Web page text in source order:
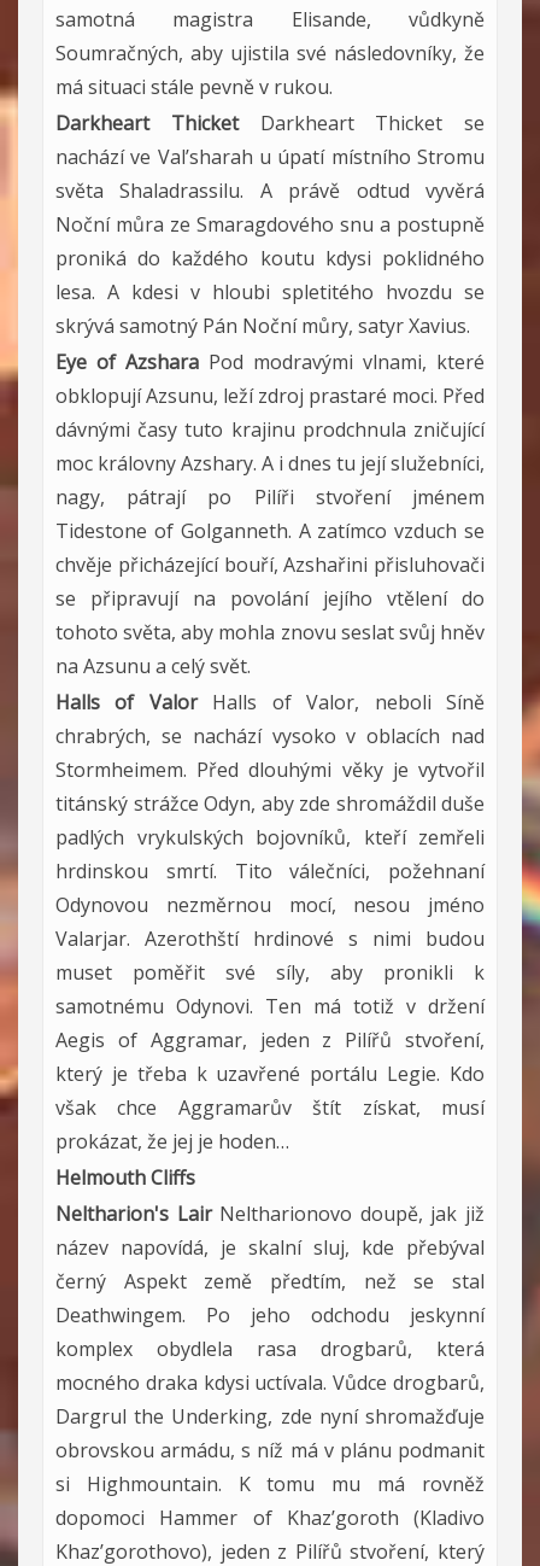
samotná magistra Elisande, vůdkyně
Soumračných, aby ujistila své následovníky, že
má situaci stále pevně v rukou.
Darkheart ThicketDarkheart Thicket se
nachází ve Val’sharah u úpatí místního Stromu
světa Shaladrassilu. A právě odtud vyvěrá
Noční můra ze Smaragdového snu a postupně
proniká do každého koutu kdysi poklidného
lesa. A kdesi v hloubi spletitého hvozdu se
skrývá samotný Pán Noční můry, satyr Xavius.
Eye of Azshara Pod modravými vlnami, které
obklopují Azsunu, leží zdroj prastaré moci. Před
dávnými časy tuto krajinu prodchnula zničující
moc královny Azshary. A i dnes tu její služebníci,
nagy, pátrají po Pilíři stvoření jménem
Tidestone of Golganneth. A zatímco vzduch se
chvěje přicházející bouří, Azshařini přisluhovači
se připravují na povolání jejího vtělení do
tohoto světa, aby mohla znovu seslat svůj hněv
na Azsunu a celý svět.
Halls of ValorHalls of Valor, neboli Síně
chrabrých, se nachází vysoko v oblacích nad
Stormheimem. Před dlouhými věky je vytvořil
titánský strážce Odyn, aby zde shromáždil duše
padlých vrykulských bojovníků, kteří zemřeli
hrdinskou smrtí. Tito válečníci, požehnaní
Odynovou nezměrnou mocí, nesou jméno
Valarjar. Azerothští hrdinové s nimi budou
muset poměřit své síly, aby pronikli k
samotnému Odynovi. Ten má totiž v držení
Aegis of Aggramar, jeden z Pilířů stvoření,
který je třeba k uzavřené portálu Legie. Kdo
však chce Aggramarův štít získat, musí
prokázat, že jej je hoden…
Helmouth Cliffs
Neltharion's LairNeltharionovo doupě, jak již
název napovídá, je skalní sluj, kde přebýval
černý Aspekt země předtím, než se stal
Deathwingem. Po jeho odchodu jeskynní
komplex obydlela rasa drogbarů, která
mocného draka kdysi uctívala. Vůdce drogbarů,
Dargrul the Underking, zde nyní shromažďuje
obrovskou armádu, s níž má v plánu podmanit
si Highmountain. K tomu mu má rovněž
dopomoci Hammer of Khaz’goroth (Kladivo
Khaz’gorothovo), jeden z Pilířů stvoření, který